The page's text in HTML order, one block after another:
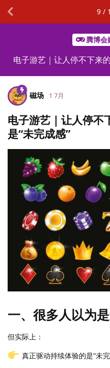
腾博会
电子游艺｜让人停不下来
9 /
磁场 1 7月
电子游艺｜让人停不
是“未完成感”
一、很多人以为
但实际上：
真正驱动持续体验的是“未完